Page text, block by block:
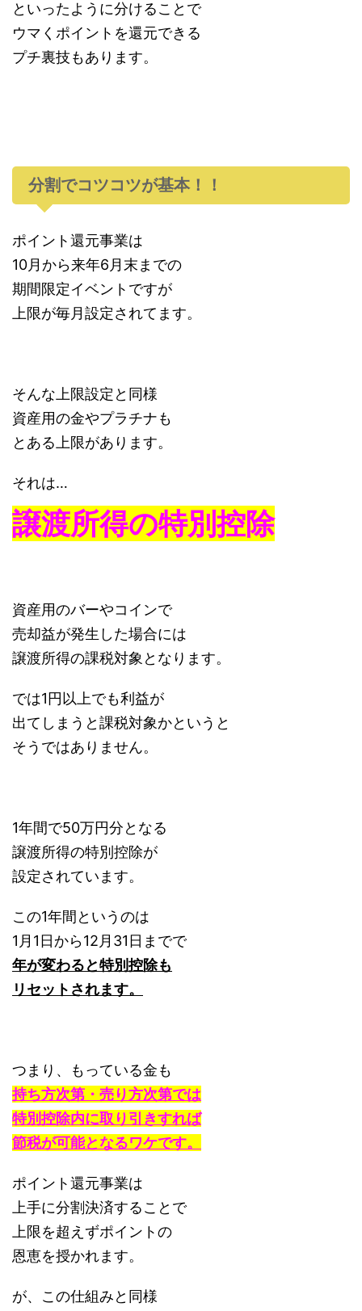
といったように分けることで
ウマくポイントを還元できる
プチ裏技もあります。
分割でコツコツが基本！！
ポイント還元事業は
10月から来年6月末までの
期間限定イベントですが
上限が毎月設定されてます。
そんな上限設定と同様
資産用の金やプラチナも
とある上限があります。
それは…
譲渡所得の特別控除
資産用のバーやコインで
売却益が発生した場合には
譲渡所得の課税対象となります。
では1円以上でも利益が
出てしまうと課税対象かというと
そうではありません。
1年間で50万円分となる
譲渡所得の特別控除が
設定されています。
この1年間というのは
1月1日から12月31日までで
年が変わると特別控除も
リセットされます。
つまり、もっている金も
持ち方次第・売り方次第では
特別控除内に取り引きすれば
節税が可能となるワケです。
ポイント還元事業は
上手に分割決済することで
上限を超えずポイントの
恩恵を授かれます。
が、この仕組みと同様